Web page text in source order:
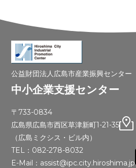
公益財団法人広島市産業振興センター
中小企業支援センター
〒733-0834
広島県広島市西区草津新町1-21-35
（広島ミクシス・ビル内）
TEL：082-278-8032
E-Mail：assist@ipc.city.hiroshima.jp